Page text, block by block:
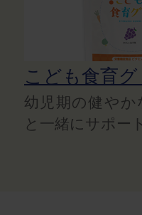
こども食育グ
幼児期の健やか
と一緒にサポート